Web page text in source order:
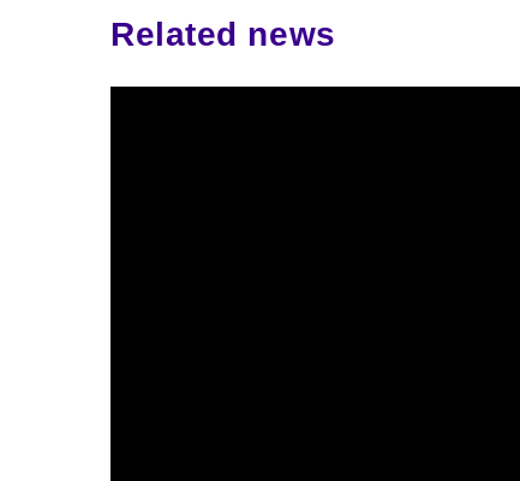
Related news